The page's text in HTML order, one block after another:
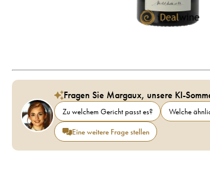
Fragen Sie Margaux, unsere KI-
Zu welchem Gericht passt es? Welche
Eine weitere Frage stellen